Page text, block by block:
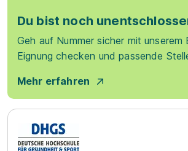
Du bist noch
Geh auf Nummer sicher mit unserem
Eignung checken und passende
Mehr erfahren